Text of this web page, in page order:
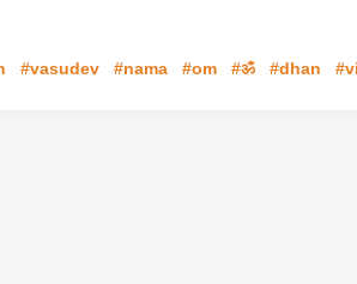
#vasudev #nama #om #ॐ #dhan